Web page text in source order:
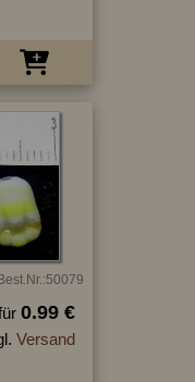
0.99 €
Versand